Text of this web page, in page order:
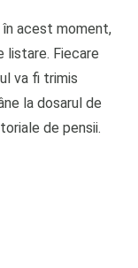
în acest moment,
listare. Fiecare
va fi trimis
la dosarul de
de pensii.